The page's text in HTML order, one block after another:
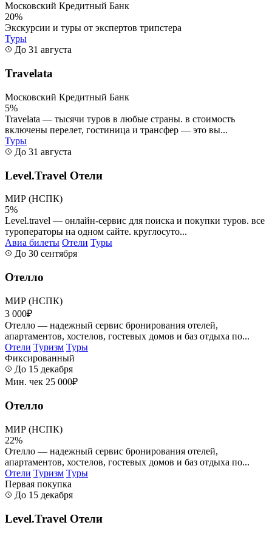
Московский Кредитный Банк
20%
Экскурсии и туры от экспертов трипстера
Туры
До 31 августа
Travelata
Московский Кредитный Банк
5%
Travelata — тысячи туров в любые страны. в стоимость
включены перелет, гостиница и трансфер — это вы...
Туры
До 31 августа
Level.Travel Отели
МИР (НСПК)
5%
Level.travel — онлайн-сервис для поиска и покупки туров. все
туроператоры на одном сайте. круглосуто...
Авиа билеты Отели Туры
До 30 сентября
Отелло
МИР (НСПК)
3 000₽
Отелло — надежный сервис бронирования отелей,
апартаментов, хостелов, гостевых домов и баз отдыха по...
Отели Туризм Туры
Фиксированный
До 15 декабря
Мин. чек 25 000₽
Отелло
МИР (НСПК)
22%
Отелло — надежный сервис бронирования отелей,
апартаментов, хостелов, гостевых домов и баз отдыха по...
Отели Туризм Туры
Первая покупка
До 15 декабря
Level.Travel Отели